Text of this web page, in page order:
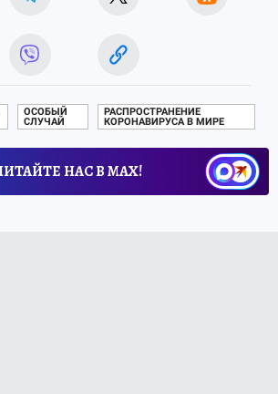
ОСОБЫЙ
СЛУЧАЙ
РАСПРОСТРАНЕНИЕ
КОРОНАВИРУСА В МИРЕ
НАС В МАХ!